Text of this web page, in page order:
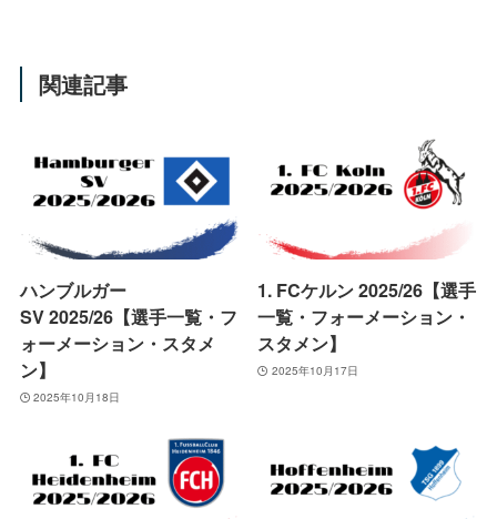
関連記事
ハンブルガー
SV 2025/26【選手一覧・フ
ォーメーション・スタメ
ン】
2025年10月18日
1. FCケルン 2025/26【選手
一覧・フォーメーション・
スタメン】
2025年10月17日